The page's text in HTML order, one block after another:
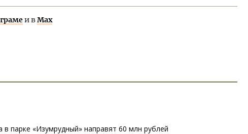
и вMax
в парке «Изумрудный» направят 60 млн рублей